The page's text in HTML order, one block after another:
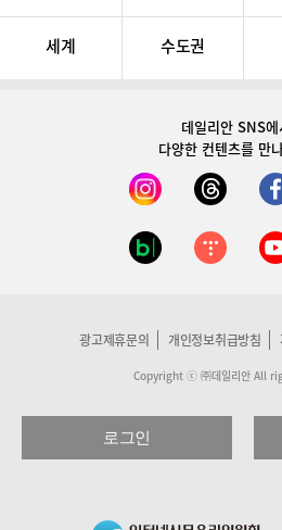
세계 수도권
데일리안 SNS
다양한 컨텐츠를 만
광고제휴문의 개인정보취급방침
Copyright ⓒ ㈜데일리안 All
로그인